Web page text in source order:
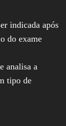
indicada após
do exame
analisa a
tipo de